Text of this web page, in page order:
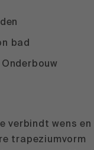
bad
verbindt wens en
trapeziumvorm